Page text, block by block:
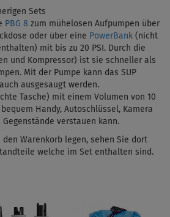
Sets
PBG 8 zum mühelosen Aufpumpen über
oder über eine PowerBank (nicht
mit bis zu 20 PSI. Durch die
und Kompressor) ist sie schneller als
Mit der Pumpe kann das SUP
ausgesaugt werden.
Tasche) mit einem Volumen von 10
Handy, Autoschlüssel, Kamera
verstauen kann.
Warenkorb legen, sehen Sie dort
welche im Set enthalten sind.